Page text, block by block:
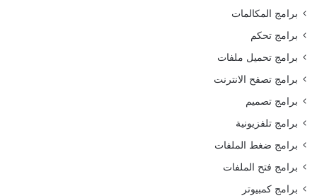
برامج المكالمات
برامج تحكم
برامج تحميل ملفات
برامج تصفح الانترنت
برامج تصميم
برامج تلفزيونية
برامج ضغط الملفات
برامج فتح الملفات
برامج كمبيوتر